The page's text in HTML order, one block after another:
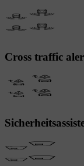
Cross traffic